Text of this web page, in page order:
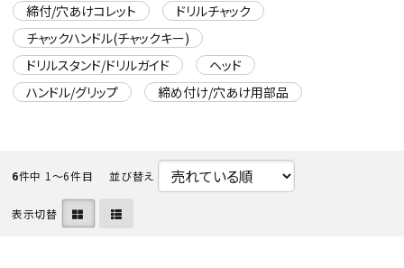
カテゴリから選ぶ
締付/穴あけコレット
ドリルチャック
チャックハンドル(チャックキー)
ドリルスタンド/ドリルガイド
ヘッド
ハンドル/グリップ
締め付け/穴あけ用部品
6件中 1〜6件目 並び替え
表示切替